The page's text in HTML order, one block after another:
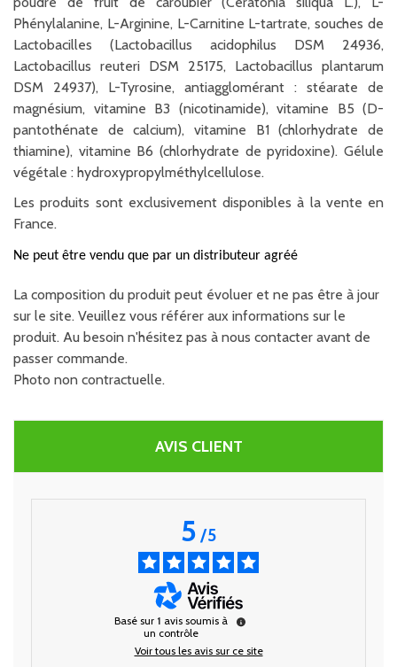
Phénylalanine, L-Arginine, L-Carnitine L-tartrate, souches de
Lactobacilles (Lactobacillus acidophilus DSM 24936,
Lactobacillus reuteri DSM 25175, Lactobacillus plantarum
DSM 24937), L-Tyrosine, antiagglomérant : stéarate de
magnésium, vitamine B3 (nicotinamide), vitamine B5 (D-
pantothénate de calcium), vitamine B1 (chlorhydrate de
thiamine), vitamine B6 (chlorhydrate de pyridoxine). Gélule
végétale : hydroxypropylméthylcellulose.
Les produits sont exclusivement disponibles à la vente en
France.
Ne peut être vendu que par un distributeur agréé
La composition du produit peut évoluer et ne pas être à jour
sur le site. Veuillez vous référer aux informations sur le
produit. Au besoin n'hésitez pas à nous contacter avant de
passer commande.
Photo non contractuelle.
AVIS CLIENT
5/5
Basé sur 1 avis soumis à
un contrôle
Voir tous les avis sur ce site